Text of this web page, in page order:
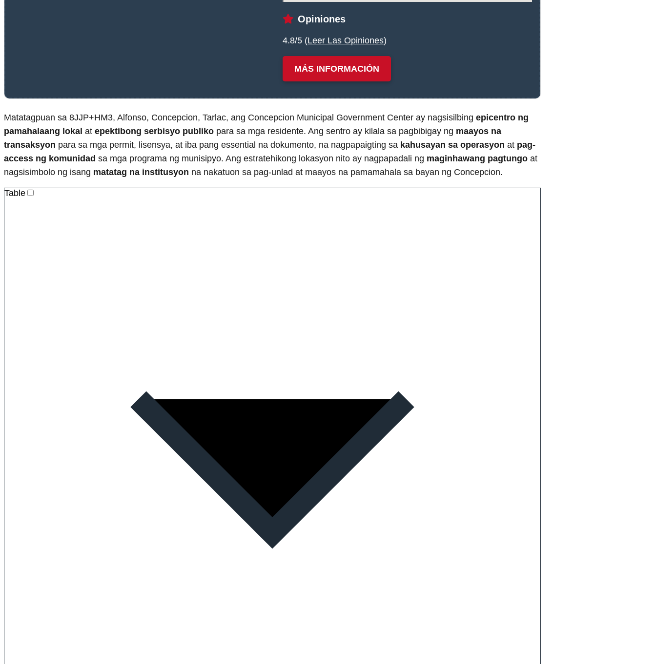
Opiniones
4.8/5 (Leer Las Opiniones)
MÁS INFORMACIÓN
Matatagpuan sa 8JJP+HM3, Alfonso, Concepcion, Tarlac, ang Concepcion Municipal Government Center ay nagsisilbing epicentro ng
pamahalaang lokal at epektibong serbisyo publiko para sa mga residente. Ang sentro ay kilala sa pagbibigay ng maayos na
transaksyon para sa mga permit, lisensya, at iba pang essential na dokumento, na nagpapaigting sa kahusayan sa operasyon at pag-
access ng komunidad sa mga programa ng munisipyo. Ang estratehikong lokasyon nito ay nagpapadali ng maginhawang pagtungo at
nagsisimbolo ng isang matatag na institusyon na nakatuon sa pag-unlad at maayos na pamamahala sa bayan ng Concepcion.
Table